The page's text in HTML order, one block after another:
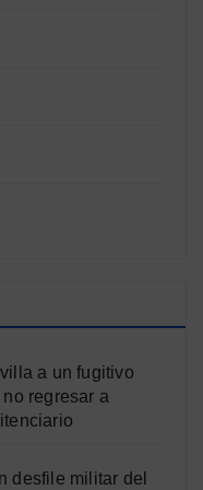
a un fugitivo
regresar a
desfile militar del